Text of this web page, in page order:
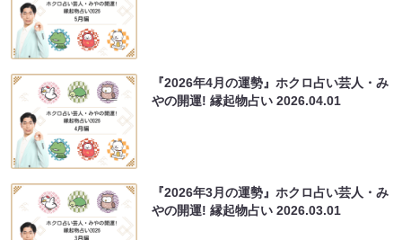
『2026年4月の運勢』ホクロ占い芸人・み
やの開運! 縁起物占い2026.04.01
『2026年3月の運勢』ホクロ占い芸人・み
やの開運! 縁起物占い2026.03.01